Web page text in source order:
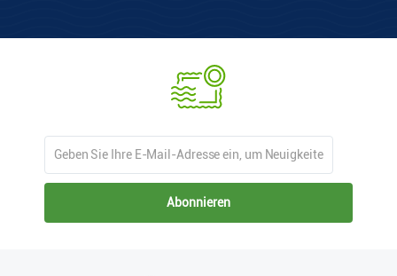
Abonnieren